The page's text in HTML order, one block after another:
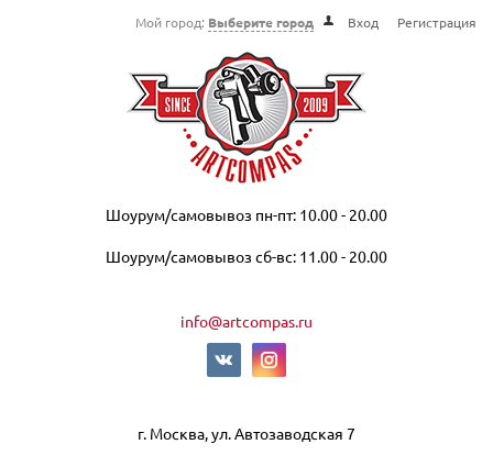
Мой город: Выберите город Вход Регистрация
Шоурум/самовывоз пн-пт: 10.00 - 20.00
Шоурум/самовывоз сб-вс: 11.00 - 20.00
info@artcompas.ru
г. Москва, ул. Автозаводская 7